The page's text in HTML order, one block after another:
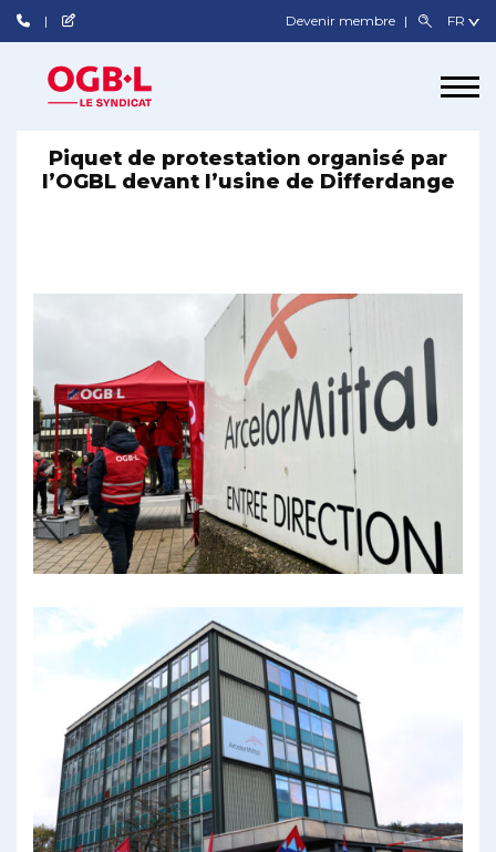
Devenir membre
Piquet de protestation organisé par
l’OGBL devant l’usine de Differdange